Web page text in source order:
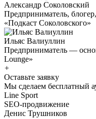
Александр Соколовский
Предприниматель,
«Подкаст Соколовского»
Ильяс Валиуллин
Предприниматель —
Lounge»
+
Оставьте заявку
Мы сделаем бесплатный
Line Sport
SEO-продвижение
Денис Трушников